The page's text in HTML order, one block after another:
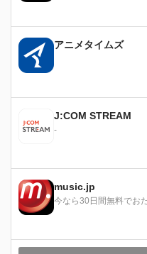
アニメタイムズ
J:COM STREAM
-
music.jp
今なら30日間無料でお